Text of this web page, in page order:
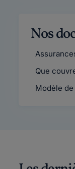
Nos
Que
Modèle